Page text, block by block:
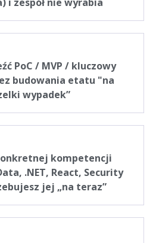
PoC / MVP / kluczowy
budowania etatu "na
wypadek”
kompetencji
.NET, React, Security
jej „na teraz”